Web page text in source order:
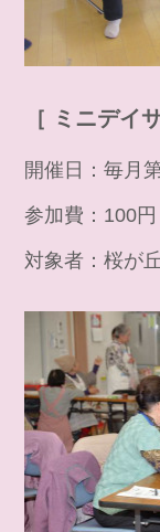
［ ミニデイ
開催日：毎月
参加費：100円
対象者：桜が